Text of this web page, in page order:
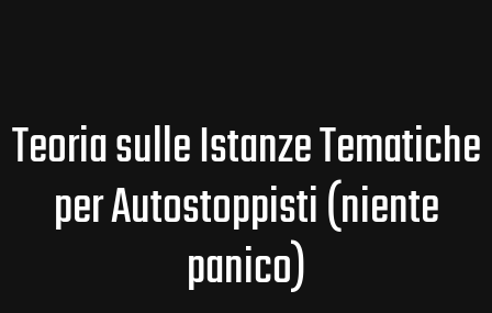
Teoria sulle Istanze Tematiche
per Autostoppisti (niente
panico)